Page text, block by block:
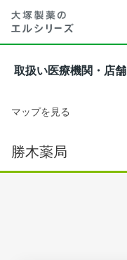
取扱い医療機関・店舗
マップを見る
勝木薬局